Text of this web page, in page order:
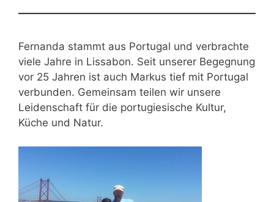
Fernanda stammt aus Portugal und verbrachte
viele Jahre in Lissabon. Seit unserer Begegnung
vor 25 Jahren ist auch Markus tief mit Portugal
verbunden. Gemeinsam teilen wir unsere
Leidenschaft für die portugiesische Kultur,
Küche und Natur.